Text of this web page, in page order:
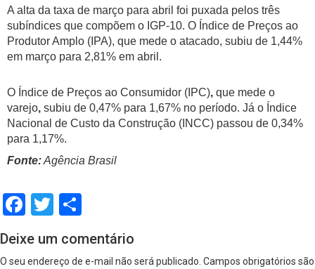
A alta da taxa de março para abril foi puxada pelos três
subíndices que compõem o IGP-10. O Índice de Preços ao
Produtor Amplo (IPA), que mede o atacado, subiu de 1,44%
em março para 2,81% em abril.
O Índice de Preços ao Consumidor (IPC), que mede o
varejo, subiu de 0,47% para 1,67% no período. Já o Índice
Nacional de Custo da Construção (INCC) passou de 0,34%
para 1,17%.
Fonte:Agência Brasil
Facebook
Twitter
Deixe um comentário
O seu endereço de e-mail não será publicado. Campos obrigatórios são